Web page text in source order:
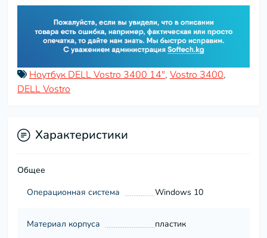
Ноутбук DELL Vostro 3400 14", Vostro 3400,
DELL Vostro
Характеристики
Общее
Операционная система
Windows 10
Материал корпуса
пластик